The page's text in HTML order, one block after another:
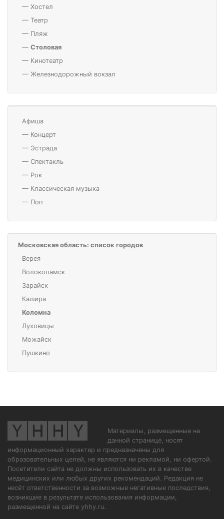
— Хостел
— Театр
— Пляж
— Столовая
— Кинотеатр
— Железнодорожный вокзал
Афиша
— Концерт
— Эстрада
— Спектакль
— Рок
— Классическая музыка
— Поп
Московская область: список городов
Верея
Волоколамск
Зарайск
Кашира
Коломна
Луховицы
Можайск
Пушкино
Материалы, размещенные на
данной странице, носят
информационный характер и предназначены для
образовательных целей, не являются ни рекламой, ни офертой.
Посетители сайта не должны использовать их в качестве
медицинских или любых других рекомендаций. Редакция не
несёт ответственности за возможные негативные последствия,
возникшие в результате использования информации,
размещенной на сайте yhhy.ru.